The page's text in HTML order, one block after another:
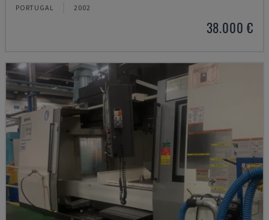
PORTUGAL 2002
38.000 €